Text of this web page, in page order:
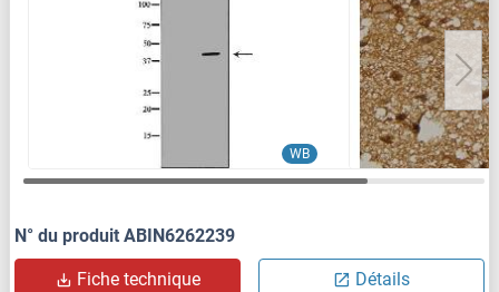
WB
N° du produit ABIN6262239
Fiche technique Détails